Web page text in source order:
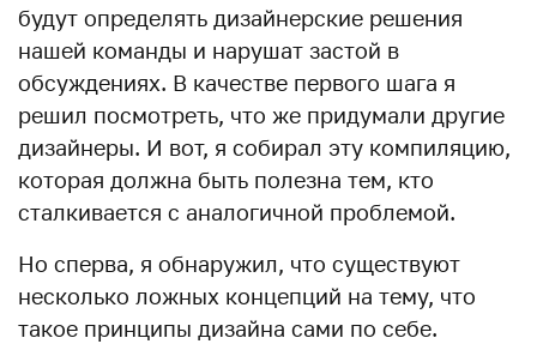
будут определять дизайнерские решения
нашей команды и нарушат застой в
обсуждениях. В качестве первого шага я
решил посмотреть, что же придумали другие
дизайнеры. И вот, я собирал эту компиляцию,
которая должна быть полезна тем, кто
сталкивается с аналогичной проблемой.
Но сперва, я обнаружил, что существуют
несколько ложных концепций на тему, что
такое принципы дизайна сами по себе.